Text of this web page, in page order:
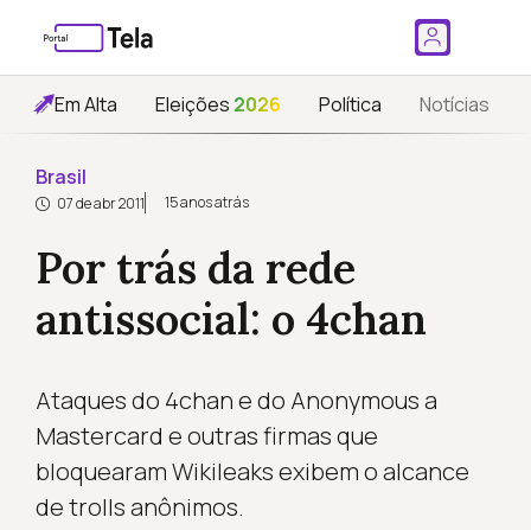
Em Alta Eleições 2026 Política Notícias
Brasil
07 de abr 2011 15 anos atrás
Por trás da rede
antissocial: o 4chan
Ataques do 4chan e do Anonymous a
Mastercard e outras firmas que
bloquearam Wikileaks exibem o alcance
de trolls anônimos.